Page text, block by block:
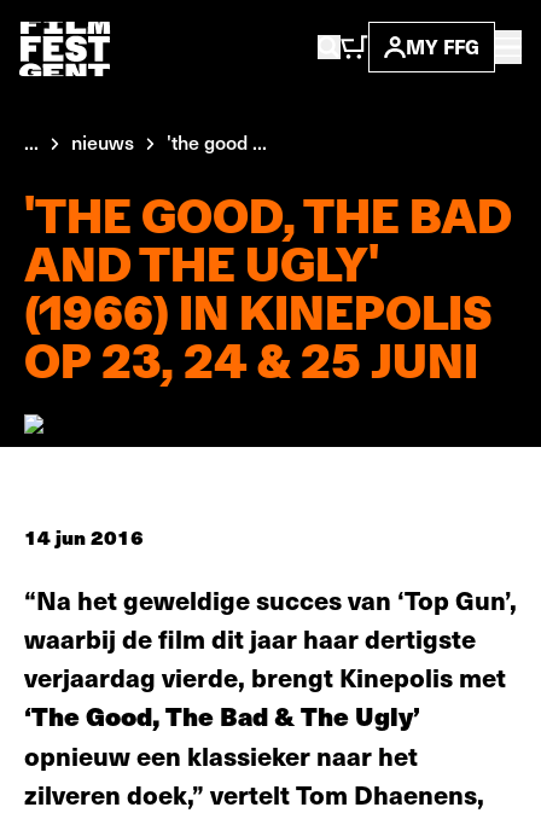
MY FFG
... nieuws 'the good ...
'THE GOOD, THE BAD
AND THE UGLY'
(1966) IN KINEPOLIS
OP 23, 24 & 25 JUNI
14 jun 2016
“Na het geweldige succes van ‘Top Gun’,
waarbij de film dit jaar haar dertigste
verjaardag vierde, brengt Kinepolis met
‘The Good, The Bad & The Ugly’
opnieuw een klassieker naar het
zilveren doek,” vertelt Tom Dhaenens,